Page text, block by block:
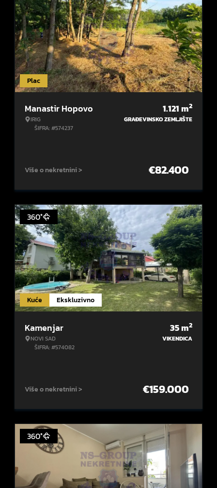
Plac
Manastir Hopovo
IRIG
ŠIFRA: #574237
1.121m2
GRAĐEVINSKO ZEMLJIŠTE
Više o nekretnini > €82.400
Kuće Ekskluzivno
360°
Kamenjar
NOVI SAD
ŠIFRA: #574082
35m2
VIKENDICA
Više o nekretnini > €159.000
360°